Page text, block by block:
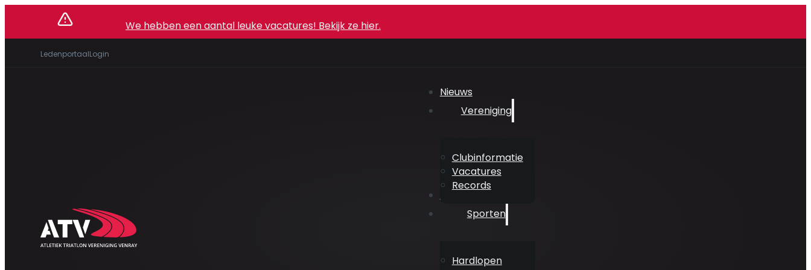
We hebben een aantal leuke vacatures! Bekijk ze hier.
LedenportaalLogin
Nieuws
Vereniging
Clubinformatie
Vacatures
Records
Sporten
Hardlopen